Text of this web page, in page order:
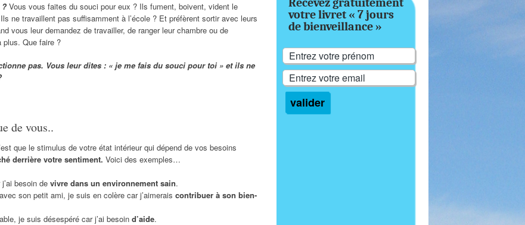
? Vous vous faites du souci pour eux ? Ils fument, boivent, vident le
ne travaillent pas suffisamment à l’école ? Et préfèrent sortir avec leurs
vous leur demandez de travailler, de ranger leur chambre ou de
plus. Que faire ?
pas. Vous leur dites : « je me fais du souci pour toi » et ils ne
de vous..
que le stimulus de votre état intérieur qui dépend de vos besoins
derrière votre sentiment. Voici des exemples…
besoin de vivre dans un environnement sain.
son petit ami, je suis en colère car j’aimerais contribuer à son bien-
je suis désespéré car j’ai besoin d’aide.
votre livret « 7 jours
de bienveillance »